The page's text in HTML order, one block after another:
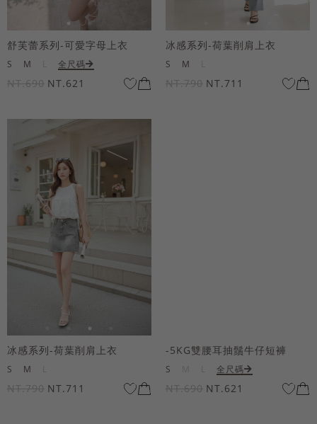
舒芙蕾系列-可愛字母上衣
S M 全尺碼
NT.690 NT.621
冰感系列-荷葉削肩上衣
S M
NT.790 NT.711
冰感系列-荷葉削肩上衣
S M
NT.790 NT.711
-5KG雙腰耳抽鬚牛仔短褲
S 全尺碼
NT.690 NT.621